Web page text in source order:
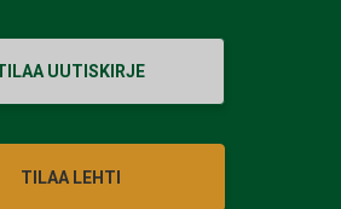
UUTISKIRJE
TILAA LEHTI